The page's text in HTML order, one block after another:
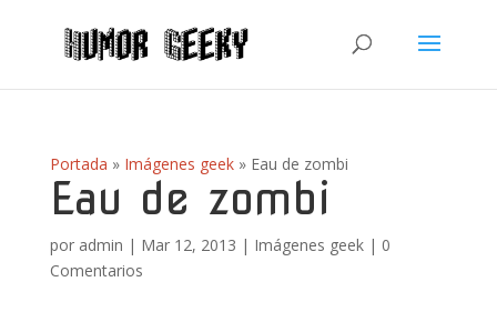
Portada » Imágenes geek» Eau de zombi
Eau de zombi
por admin | Mar 12, 2013 | Imágenes geek| 0
Comentarios